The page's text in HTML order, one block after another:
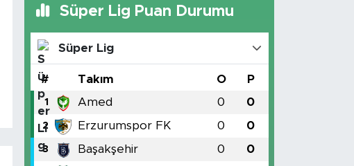
Süper Lig Puan Durumu
Süper Lig
# Takım O P
1 Amed 0 0
2 Erzurumspor FK 0 0
3 Başakşehir 0 0